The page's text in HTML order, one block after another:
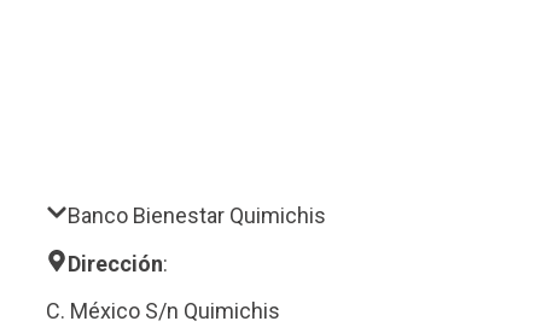
Banco Bienestar Quimichis
Dirección:
C. México S/n Quimichis